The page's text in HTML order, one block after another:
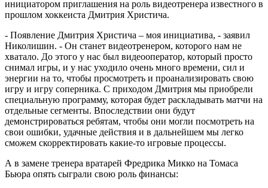
инициатором приглашения на роль видеотренера известного в
прошлом хоккеиста Дмитрия Христича.
- Появление Дмитрия Христича – моя инициатива, - заявил
Николишин. - Он станет видеотренером, которого нам не
хватало. До этого у нас был видеооператор, который просто
снимал игры, и у нас уходило очень много времени, сил и
энергии на то, чтобы просмотреть и проанализировать свою
игру и игру соперника. С приходом Дмитрия мы приобрели
специальную программу, которая будет раскладывать матчи на
отдельные сегменты. Впоследствии они будут
демонстрироваться ребятам, чтобы они могли посмотреть на
свои ошибки, удачные действия и в дальнейшем мы легко
сможем скорректировать какие-то игровые процессы.
А в замене тренера вратарей Фредрика Микко на Томаса
Бьюра опять сыграли свою роль финансы: